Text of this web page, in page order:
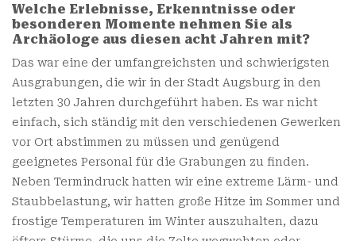
Welche Erlebnisse, Erkenntnisse oder
besonderen Momente nehmen Sie als
Archäologe aus diesen acht Jahren mit?
Das war eine der umfangreichsten und schwierigsten
Ausgrabungen, die wir in der Stadt Augsburg in den
letzten 30 Jahren durchgeführt haben. Es war nicht
einfach, sich ständig mit den verschiedenen Gewerken
vor Ort abstimmen zu müssen und genügend
geeignetes Personal für die Grabungen zu finden.
Neben Termindruck hatten wir eine extreme Lärm- und
Staubbelastung, wir hatten große Hitze im Sommer und
frostige Temperaturen im Winter auszuhalten, dazu